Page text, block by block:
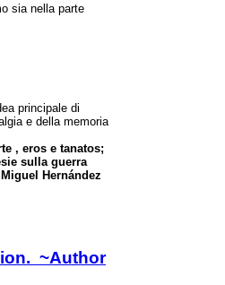
sia nella parte
principale di
e della memoria
, eros e tanatos;
sulla guerra
Hernández
~Author